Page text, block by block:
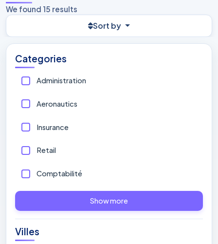
We found 15 results
Sort by
Categories
Administration
Aeronautics
Insurance
Retail
Comptabilité
Show more
Villes